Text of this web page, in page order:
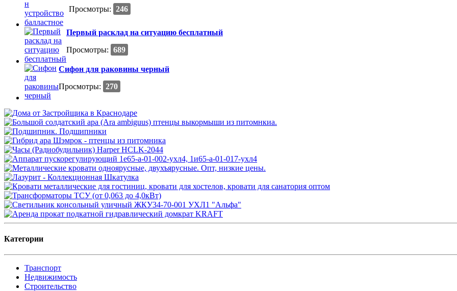
Просмотры: 246
Первый расклад на ситуацию бесплатный
Просмотры: 689
Сифон для раковины черный
Просмотры: 270
Категории
Транспорт
Недвижимость
Строительство